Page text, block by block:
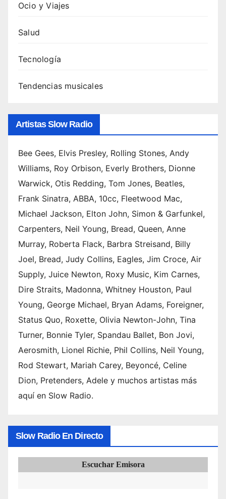
Ocio y Viajes
Salud
Tecnología
Tendencias musicales
Artistas Slow Radio
Bee Gees, Elvis Presley, Rolling Stones, Andy
Williams, Roy Orbison, Everly Brothers, Dionne
Warwick, Otis Redding, Tom Jones, Beatles,
Frank Sinatra, ABBA, 10cc, Fleetwood Mac,
Michael Jackson, Elton John, Simon & Garfunkel,
Carpenters, Neil Young, Bread, Queen, Anne
Murray, Roberta Flack, Barbra Streisand, Billy
Joel, Bread, Judy Collins, Eagles, Jim Croce, Air
Supply, Juice Newton, Roxy Music, Kim Carnes,
Dire Straits, Madonna, Whitney Houston, Paul
Young, George Michael, Bryan Adams, Foreigner,
Status Quo, Roxette, Olivia Newton-John, Tina
Turner, Bonnie Tyler, Spandau Ballet, Bon Jovi,
Aerosmith, Lionel Richie, Phil Collins, Neil Young,
Rod Stewart, Mariah Carey, Beyoncé, Celine
Dion, Pretenders, Adele y muchos artistas más
aquí en Slow Radio.
Slow Radio En Directo
Escuchar Emisora